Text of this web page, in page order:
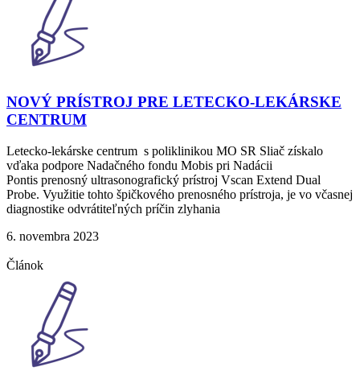
NOVÝ PRÍSTROJ PRE LETECKO-LEKÁRSKE
CENTRUM
Letecko-lekárske centrum s poliklinikou MO SR Sliač získalo
vďaka podpore Nadačného fondu Mobis pri Nadácii
Pontis prenosný ultrasonografický prístroj Vscan Extend Dual
Probe. Využitie tohto špičkového prenosného prístroja, je vo včasnej
diagnostike odvrátiteľných príčin zlyhania
6. novembra 2023
Článok